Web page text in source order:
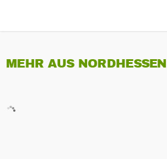
MEHR AUS NORDHESSEN